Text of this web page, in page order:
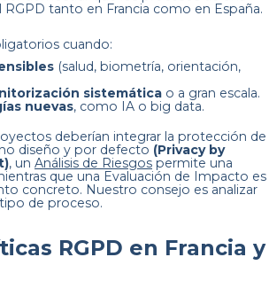
tanto en Francia como en España.
cuando:
(salud, biometría, orientación,
sistemática o a gran escala.
nuevas, como IA o big data.
deberían integrar la protección de
diseño y por defecto (Privacy by
, un Análisis de Riesgos permite una
que una Evaluación de Impacto es
concreto. Nuestro consejo es analizar
de proceso.
RGPD en Francia y